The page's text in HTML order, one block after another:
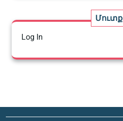
Մուտք
Log In